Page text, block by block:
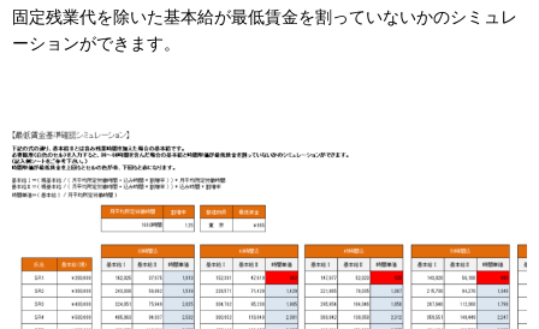
固定残業代を除いた基本給が最低賃金を割っていないかのシミュレ
ーションができます。